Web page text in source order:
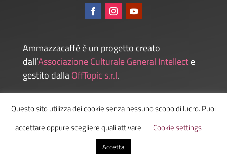
Ammazzacaffè è un progetto creato
dall’Associazione Culturale General Intellecte
gestito dallaOffTopic s.r.l.
Admin
Questo sito utilizza dei cookie senza nessuno scopo di lucro. Puoi
accettare oppure scegliere quali attivare
Cookie settings
Accetta